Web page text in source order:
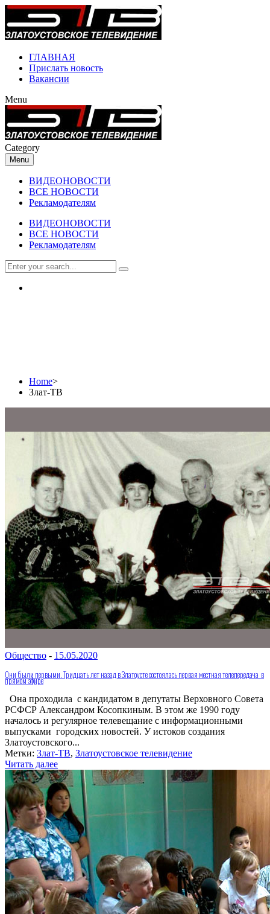
ГЛАВНАЯ
Прислать новость
Вакансии
Menu
Category
Menu
ВИДЕОНОВОСТИ
ВСЕ НОВОСТИ
Рекламодателям
ВИДЕОНОВОСТИ
ВСЕ НОВОСТИ
Рекламодателям
Home>
Злат-ТВ
Общество - 15.05.2020
Они были первыми. Тридцать лет назад в Златоусте состоялась первая местная телепередача в
прямом эфире
Она проходила с кандидатом в депутаты Верховного Совета
РСФСР Александром Косопкиным. В этом же 1990 году
началось и регулярное телевещание с информационными
выпусками городских новостей. У истоков создания
Златоустовского...
Метки: Злат-ТВ, Златоустовское телевидение
Читать далее